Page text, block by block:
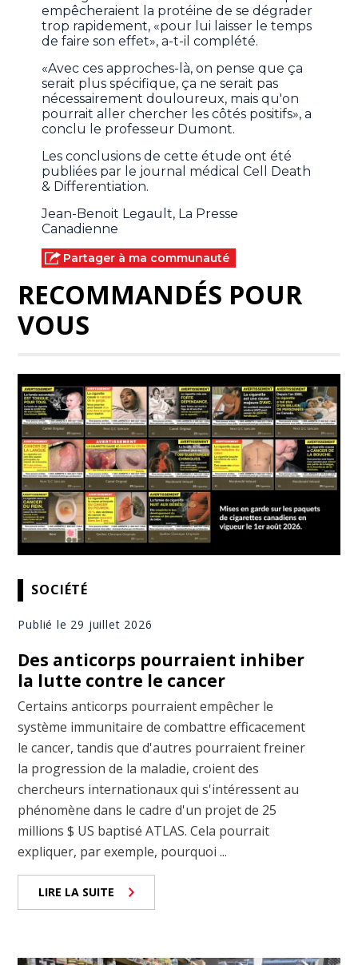
empêcheraient la protéine de se dégrader
trop rapidement, «pour lui laisser le temps
de faire son effet», a-t-il complété.
«Avec ces approches-là, on pense que ça
serait plus spécifique, ça ne serait pas
nécessairement douloureux, mais qu'on
pourrait aller chercher les côtés positifs», a
conclu le professeur Dumont.
Les conclusions de cette étude ont été
publiées par le journal médical Cell Death
& Differentiation.
Jean-Benoit Legault, La Presse
Canadienne
Partager à ma communauté
RECOMMANDÉS POUR
VOUS
SOCIÉTÉ
Publié le 29 juillet 2026
Des anticorps pourraient inhiber
la lutte contre le cancer
Certains anticorps pourraient empêcher le
système immunitaire de combattre efficacement
le cancer, tandis que d'autres pourraient freiner
la progression de la maladie, croient des
chercheurs internationaux qui s'intéressent au
phénomène dans le cadre d'un projet de 25
millions $ US baptisé ATLAS. Cela pourrait
expliquer, par exemple, pourquoi ...
LIRE LA SUITE